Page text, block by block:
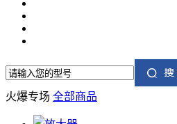
火爆专场 全部商品